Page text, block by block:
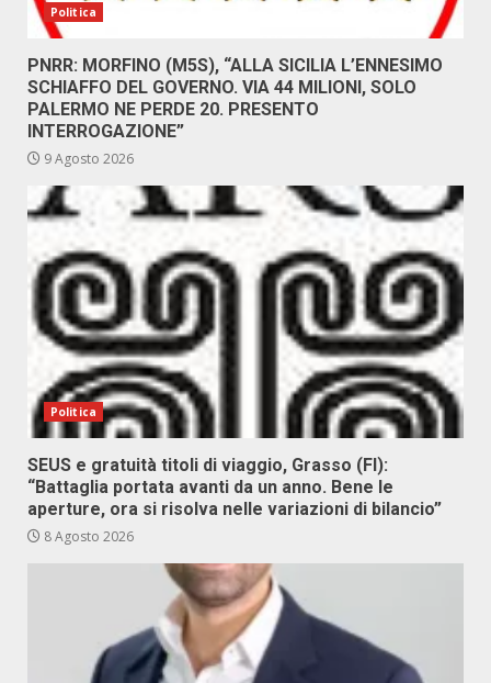
Politica
PNRR: MORFINO (M5S), “ALLA SICILIA L’ENNESIMO
SCHIAFFO DEL GOVERNO. VIA 44 MILIONI, SOLO
PALERMO NE PERDE 20. PRESENTO
INTERROGAZIONE”
9 Agosto 2026
Politica
SEUS e gratuità titoli di viaggio, Grasso (FI):
“Battaglia portata avanti da un anno. Bene le
aperture, ora si risolva nelle variazioni di bilancio”
8 Agosto 2026